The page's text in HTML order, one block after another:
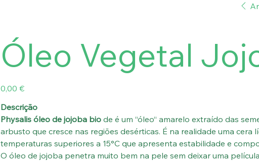
Óleo Vegetal
Preço
0,00 €
Descrição
Physalis óleo de jojoba biode é um “óleo“ amarelo extraído das
arbusto que cresce nas regiões desérticas. É na realidade uma cera
temperaturas superiores a 15°C que apresenta estabilidade e
O óleo de jojoba penetra muito bem na pele sem deixar uma